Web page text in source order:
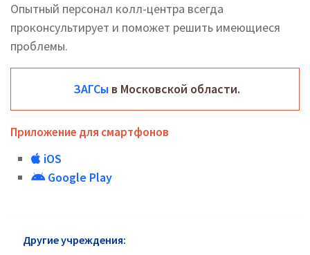
Опытный персонал колл-центра всегда
проконсультирует и поможет решить имеющиеся
проблемы.
ЗАГСы в Московской области.
Приложение для смартфонов
iOS
Google Play
Другие учреждения: